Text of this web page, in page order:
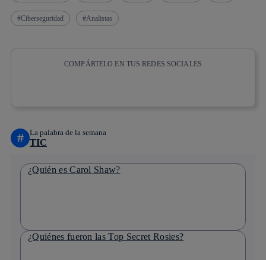
Ciberseguridad Analistas
COMPÁRTELO EN TUS REDES SOCIALES
# La palabra de la semana
TIC
¿Quién es Carol Shaw?
¿Quiénes fueron las Top Secret Rosies?